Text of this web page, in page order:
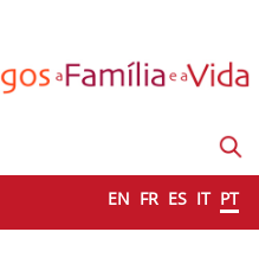
EN FR ES IT PT